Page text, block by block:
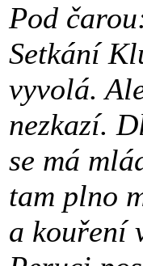
Pod
Setkání
vyvolá.
nezkazí.
se má
tam plno
a kouření